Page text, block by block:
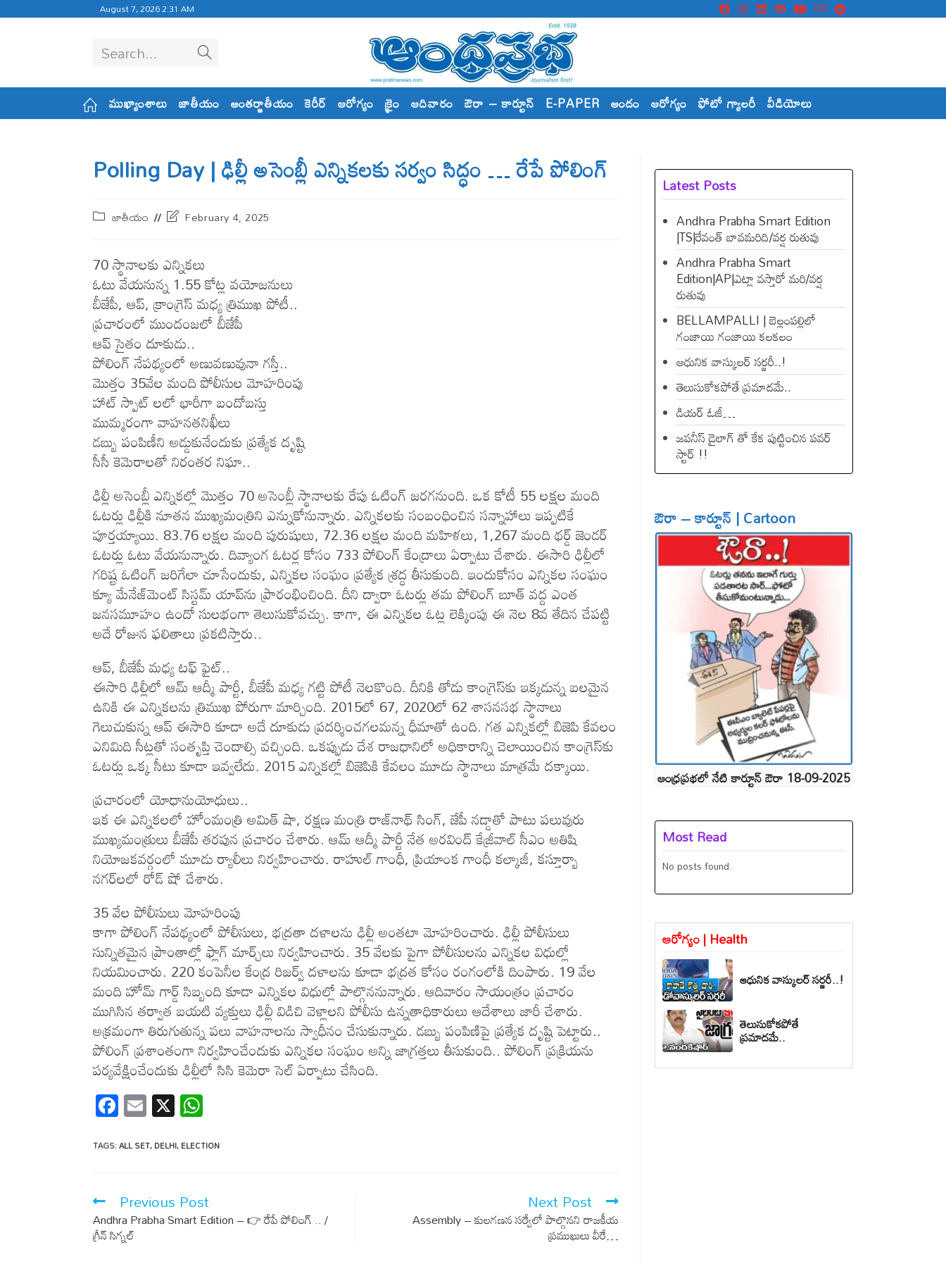
August 7, 2026 2:31 AM
Search...
ముఖ్యాంశాలు జాతీయం అంతర్జాతీయం కెరీర్ ఆరోగ్యం క్రైం ఆదివారం ఔరా – కార్టూన్ E-PAPER అందం ఆరోగ్యం ఫోటో గ్యాలరీ వీడియోలు
Polling Day | ఢిల్లీ అసెంబ్లీ ఎన్నికలకు సర్వం సిద్ధం … రేపే పోలింగ్
జాతీయం February 4, 2025
70 స్థానాల‌కు ఎన్నిక‌లు
ఓటు వేయ‌నున్న‌ 1.55 కోట్ల వ‌యోజ‌నులు
బీజేపీ, ఆప్, క్రాంగ్రెస్ మ‌ధ్య త్రిముఖ పోటీ..
ప్ర‌చారంలో ముందంజ‌లో బీజేపీ
ఆప్ సైతం దూకుడు..
పోలింగ్ నేప‌థ్యంలో అణువణువునా గస్తీ..
మొత్తం 35వేల మంది పోలీసుల మోహ‌రింపు
హాట్ స్పాట్ లలో భారీగా బందోబస్తు
ముమ్మరంగా వాహనతనిఖీలు
డ‌బ్బు పంపిణీని అడ్డుకునేందుకు ప్ర‌త్యేక దృష్టి
సీసీ కెమెరాలతో నిరంతర నిఘా..
ఢిల్లీ అసెంబ్లీ ఎన్నికల్లో మొత్తం 70 అసెంబ్లీ స్థానాలకు రేపు ఓటింగ్‌ జరగనుంది. ఒక కోటీ 55 లక్షల మంది
ఓటర్లు ఢిల్లీకి నూతన ముఖ్యమంత్రిని ఎన్నుకోనున్నారు. ఎన్నికలకు సంబంధించిన సన్నాహాలు ఇప్పటికే
పూర్తయ్యాయి. 83.76 లక్షల మంది పురుషులు, 72.36 లక్షల మంది మహిళలు, 1,267 మంది థర్డ్ జెండర్
ఓటర్లు ఓటు వేయనున్నారు. దివ్యాంగ ఓటర్ల కోసం 733 పోలింగ్ కేంద్రాలు ఏర్పాటు చేశారు. ఈసారి ఢిల్లీలో
గరిష్ట ఓటింగ్ జరిగేలా చూసేందుకు, ఎన్నికల సంఘం ప్రత్యేక శ్రద్ధ తీసుకుంది. ఇందుకోసం ఎన్నికల సంఘం
క్యూ మేనేజ్‌మెంట్ సిస్టమ్ యాప్‌ను ప్రారంభించింది. దీని ద్వారా ఓటర్లు తమ పోలింగ్ బూత్ వద్ద ఎంత
జనసమూహం ఉందో సులభంగా తెలుసుకోవచ్చు. కాగా, ఈ ఎన్నిక‌ల ఓట్ల లెక్కింపు ఈ నెల 8వ తేదిన చేప‌ట్టి
అదే రోజున ఫ‌లితాలు ప్ర‌క‌టిస్తారు..
ఆప్, బీజేపీ మ‌ధ్య ట‌ఫ్ ఫైట్..
ఈసారి ఢిల్లీలో ఆమ్ ఆద్మీ పార్టీ, బీజేపీ మధ్య గట్టి పోటీ నెలకొంది. దీనికి తోడు కాంగ్రెస్‌కు ఇక్కడున్న బలమైన
ఉనికి ఈ ఎన్నికలను త్రిముఖ పోరుగా మార్చింది. 2015లో 67, 2020లో 62 శాసనసభ స్థానాలు
గెలుచుకున్న ఆప్‌ ఈసారి కూడా అదే దూకుడు ప్రదర్శించగలమన్న ధీమాతో ఉంది. గత ఎన్నికల్లో బిజెపి కేవలం
ఎనిమిది సీట్లతో సంతృప్తి చెందాల్సి వచ్చింది. ఒకప్పుడు దేశ రాజధానిలో అధికారాన్ని చెలాయించిన కాంగ్రెస్‌కు
ఓటర్లు ఒక్క సీటు కూడా ఇవ్వలేదు. 2015 ఎన్నికల్లో బిజెపికి కేవలం మూడు స్థానాలు మాత్రమే దక్కాయి.
ప్ర‌చారంలో యోధానుయోధులు..
ఇక ఈ ఎన్నిక‌ల‌లో హోంమంత్రి అమిత్ షా, రక్షణ మంత్రి రాజ్‌నాథ్ సింగ్, జేపీ నడ్డాతో పాటు పలువురు
ముఖ్యమంత్రులు బీజేపీ తరపున ప్రచారం చేశారు. ఆమ్ ఆద్మీ పార్టీ నేత అరవింద్ కేజ్రీవాల్ సీఎం అతిషి
నియోజకవర్గంలో మూడు ర్యాలీలు నిర్వహించారు. రాహుల్ గాంధీ, ప్రియాంక గాంధీ కల్కాజీ, కస్తూర్బా
నగర్‌లలో రోడ్ షో చేశారు.
35 వేల పోలీసులు మోహరింపు
కాగా పోలింగ్ నేప‌థ్యంలో పోలీసులు, భద్రతా దళాలను ఢిల్లీ అంతటా మోహరించారు. ఢిల్లీ పోలీసులు
సున్నితమైన ప్రాంతాల్లో ఫ్లాగ్ మార్చ్‌లు నిర్వహించారు. 35 వేలకు పైగా పోలీసులను ఎన్నికల విధుల్లో
నియమించారు. 220 కంపెనీల కేంద్ర రిజర్వ్ దళాలను కూడా భద్రత కోసం రంగంలోకి దింపారు. 19 వేల
మంది హోమ్ గార్డ్ సిబ్బంది కూడా ఎన్నికల విధుల్లో పాల్గొననున్నారు. ఆదివారం సాయంత్రం ప్రచారం
ముగిసిన తర్వాత బయటి వ్యక్తులు ఢిల్లీ విడిచి వెళ్లాలని పోలీసు ఉన్నతాధికారులు ఆదేశాలు జారీ చేశారు.
అక్రమంగా తిరుగుతున్న పలు వాహనాలను స్వాధీనం చేసుకున్నారు. డ‌బ్బు పంపిణిపై ప్ర‌త్యేక దృష్టి పెట్టారు..
పోలింగ్ ప్ర‌శాంతంగా నిర్వ‌హించేందుకు ఎన్నిక‌ల సంఘం అన్ని జాగ్ర‌త్త‌లు తీసుకుంది.. పోలింగ్ ప్ర‌క్రియ‌ను
ప‌ర్య‌వేక్షించేందుకు ఢిల్లీలో సిసి కెమెరా సెల్ ఏర్పాటు చేసింది.
F
ac
e
o
o
k
E
m
ail
X
at
A
p
TAGS:ALL SET,DELHI,ELECTION
Previous Post
Andhra Prabha Smart Edition – 👉 రేపే పోలింగ్ .. /
గ్రీన్ సిగ్న‌ల్
Next Post
Assembly – కుల‌గ‌ణ‌న స‌ర్వేలో పాల్గొన‌ని రాజ‌కీయ
ప్ర‌ముఖులు వీరే…
Latest Posts
Andhra Prabha Smart Edition
|TS|రేవంత్​ బావమరిది/వర్ష రుతువు
Andhra Prabha Smart
Edition|AP|ఎట్లా వస్తారో మరి/వర్ష
రుతువు
BELLAMPALLI | బెల్లంపల్లిలో
గంజాయి గంజాయి కలకలం
ఆధునిక వాస్కులర్ సర్జరీ..!
తెలుసుకోకపోతే ప్రమాదమే..
డియ‌ర్ ఓజీ…
జపనీస్ డైలాగ్ తో కేక పుట్టించిన ప‌వ‌ర్
స్టార్ !!
ఔరా – కార్టూన్ | Cartoon
ఆంధ్రప్రభలో నేటి కార్టూన్ ఔరా 18-09-2025
Most Read
No posts found.
ఆరోగ్యం | Health
ఆధునిక వాస్కులర్ సర్జరీ..!
తెలుసుకోకపోతే
ప్రమాదమే..